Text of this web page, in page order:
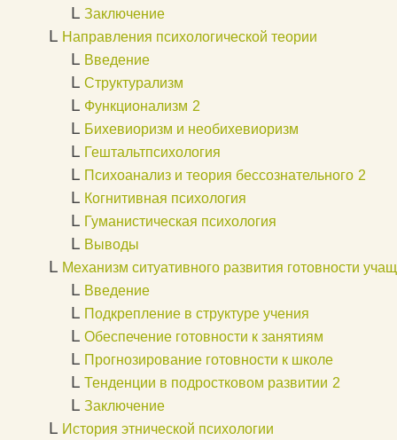
L Заключение
L Направления психологической теории
L Введение
L Структурализм
L Функционализм 2
L Бихевиоризм и необихевиоризм
L Гештальтпсихология
L Психоанализ и теория бессознательного 2
L Когнитивная психология
L Гуманистическая психология
L Выводы
L Механизм ситуативного развития готовности
L Введение
L Подкрепление в структуре учения
L Обеспечение готовности к занятиям
L Прогнозирование готовности к школе
L Тенденции в подростковом развитии 2
L Заключение
L История этнической психологии